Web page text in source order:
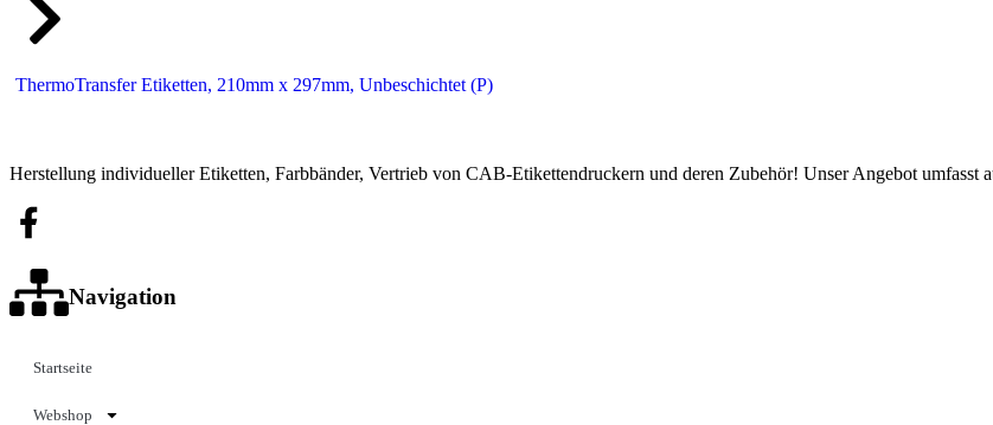
ThermoTransfer Etiketten, 210mm x 297mm, Unbeschichtet (P)
Herstellung individueller Etiketten, Farbbänder, Vertrieb von CAB-Etikettendruckern und deren Zubehör! Unser Angebot umfasst
Navigation
Startseite
Webshop